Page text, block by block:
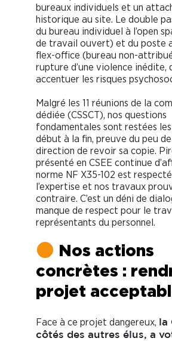
bureaux individuels et un
historique au site. Le double
du bureau individuel à l’open
de travail ouvert) et du poste
flex-office (bureau non-
rupture d’une violence inédite,
accentuer les risques
Malgré les 11 réunions de la
dédiée (CSSCT), nos questions
fondamentales sont restées les
début à la fin, preuve du peu
direction de revoir sa copie.
présenté en CSEE continue
norme NF X35-102 est
l’expertise et nos travaux
contraire. C’est un déni de
manque de respect pour le
représentants du personnel.
Nos actions
concrètes :
projet
Face à ce projet dangereux,
la
côtés des autres élus, a